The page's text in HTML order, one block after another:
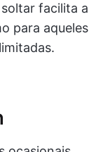
facilita a
para aqueles